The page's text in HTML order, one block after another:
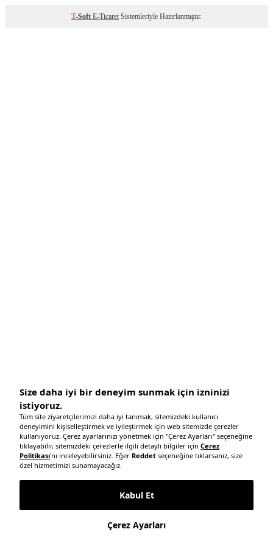
T-Soft E-Ticaret Sistemleriyle Hazırlanmıştır.